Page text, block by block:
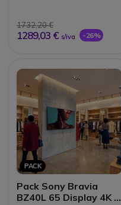
1732,20 €
1289,03 € s/iva -26%
PACK
Pack Sony Bravia
BZ40L 65 Display 4K +